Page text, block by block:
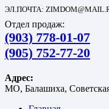
ЭЛ.ПОЧТА:
Отдел продаж:
(903) 778-01-07
(905) 752-77-20
Адрес:
МО, Балашиха,